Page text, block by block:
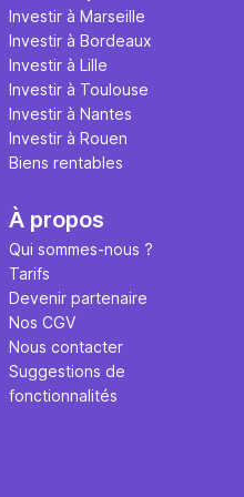
Investir à Marseille
Investir à Bordeaux
Investir à Lille
Investir à Toulouse
Investir à Nantes
Investir à Rouen
Biens rentables
À propos
Qui sommes-nous ?
Tarifs
Devenir partenaire
Nos CGV
Nous contacter
Suggestions de
fonctionnalités